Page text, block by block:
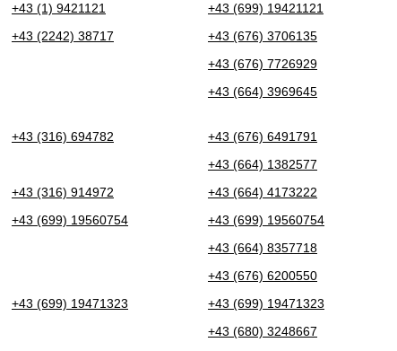
+43 (1) 9421121 +43 (699) 19421121
+43 (2242) 38717 +43 (676) 3706135
+43 (676) 7726929
+43 (664) 3969645
+43 (316) 694782 +43 (676) 6491791
+43 (664) 1382577
+43 (316) 914972 +43 (664) 4173222
+43 (699) 19560754 +43 (699) 19560754
+43 (664) 8357718
+43 (676) 6200550
+43 (699) 19471323 +43 (699) 19471323
+43 (680) 3248667